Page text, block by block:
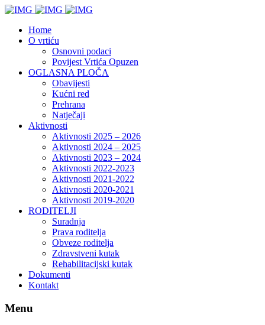
Home
O vrtiću
Osnovni podaci
Povijest Vrtića Opuzen
OGLASNA PLOČA
Obavijesti
Kućni red
Prehrana
Natječaji
Aktivnosti
Aktivnosti 2025 – 2026
Aktivnosti 2024 – 2025
Aktivnosti 2023 – 2024
Aktivnosti 2022-2023
Aktivnosti 2021-2022
Aktivnosti 2020-2021
Aktivnosti 2019-2020
RODITELJI
Suradnja
Prava roditelja
Obveze roditelja
Zdravstveni kutak
Rehabilitacijski kutak
Dokumenti
Kontakt
Menu